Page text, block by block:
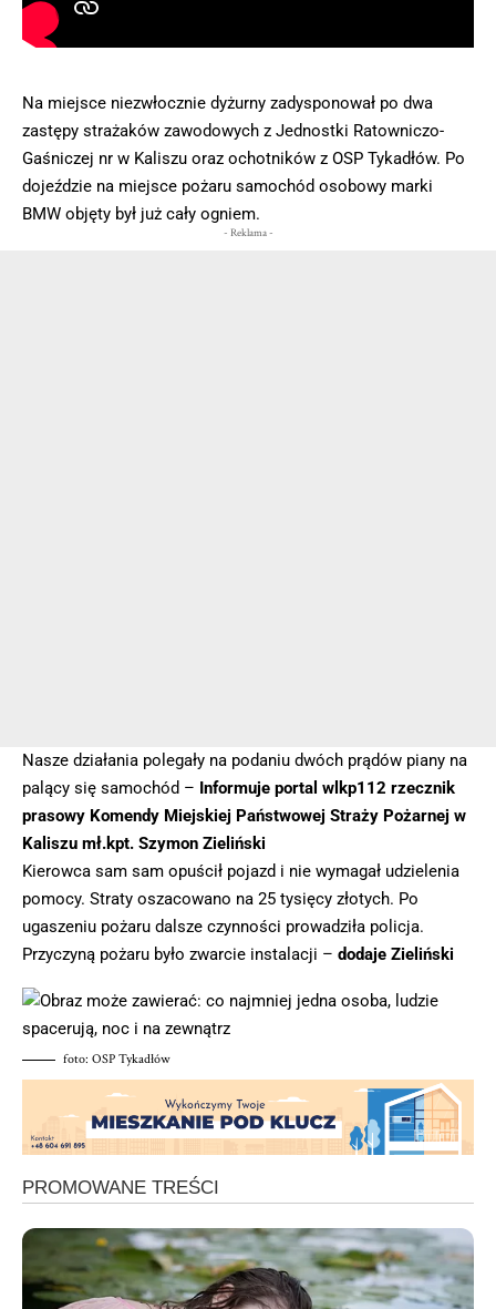
Na miejsce niezwłocznie dyżurny zadysponował po dwa
zastępy strażaków zawodowych z Jednostki Ratowniczo-
Gaśniczej nr w Kaliszu oraz ochotników z OSP Tykadłów. Po
dojeździe na miejsce pożaru samochód osobowy marki
BMW objęty był już cały ogniem.
- Reklama -
Nasze działania polegały na podaniu dwóch prądów piany na
palący się samochód – Informuje portal wlkp112 rzecznik
prasowy Komendy Miejskiej Państwowej Straży Pożarnej w
Kaliszu mł.kpt. Szymon Zieliński
Kierowca sam sam opuścił pojazd i nie wymagał udzielenia
pomocy. Straty oszacowano na 25 tysięcy złotych. Po
ugaszeniu pożaru dalsze czynności prowadziła policja.
Przyczyną pożaru było zwarcie instalacji – dodaje Zieliński
foto: OSP Tykadłów